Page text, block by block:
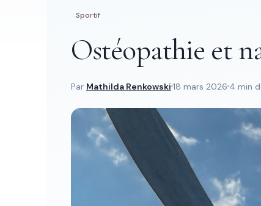
Tapez au moins 2 lettres.
Sportif
Ostéopathie et
Par Mathilda Renkowski 18 mars 2026 4 min